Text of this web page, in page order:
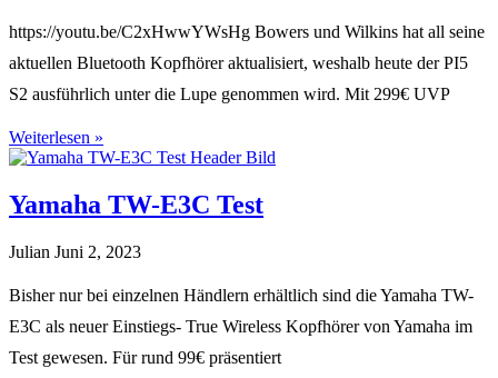
https://youtu.be/C2xHwwYWsHg Bowers und Wilkins hat all seine
aktuellen Bluetooth Kopfhörer aktualisiert, weshalb heute der PI5
S2 ausführlich unter die Lupe genommen wird. Mit 299€ UVP
Weiterlesen »
Yamaha TW-E3C Test
Julian Juni 2, 2023
Bisher nur bei einzelnen Händlern erhältlich sind die Yamaha TW-
E3C als neuer Einstiegs- True Wireless Kopfhörer von Yamaha im
Test gewesen. Für rund 99€ präsentiert